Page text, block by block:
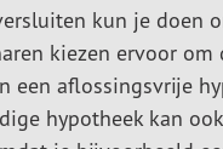
kun je doen
kiezen ervoor
een aflossingsvrije
hypotheek kan